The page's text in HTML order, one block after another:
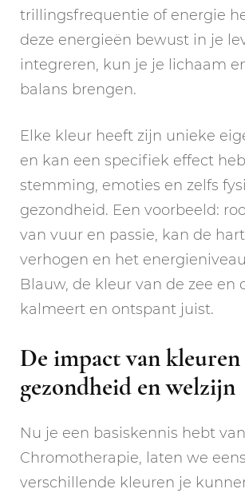
trillingsfrequentie of energie
deze energieën bewust in je
integreren, kun je je lichaam
balans brengen.
Elke kleur heeft zijn unieke
en kan een specifiek effect
stemming, emoties en zelfs
gezondheid. Een voorbeeld:
van vuur en passie, kan de
verhogen en het
Blauw, de kleur van de zee en
kalmeert en ontspant juist.
De impact van
gezondheid en welzijn
Nu je een basiskennis hebt van
Chromotherapie, laten we
verschillende kleuren je